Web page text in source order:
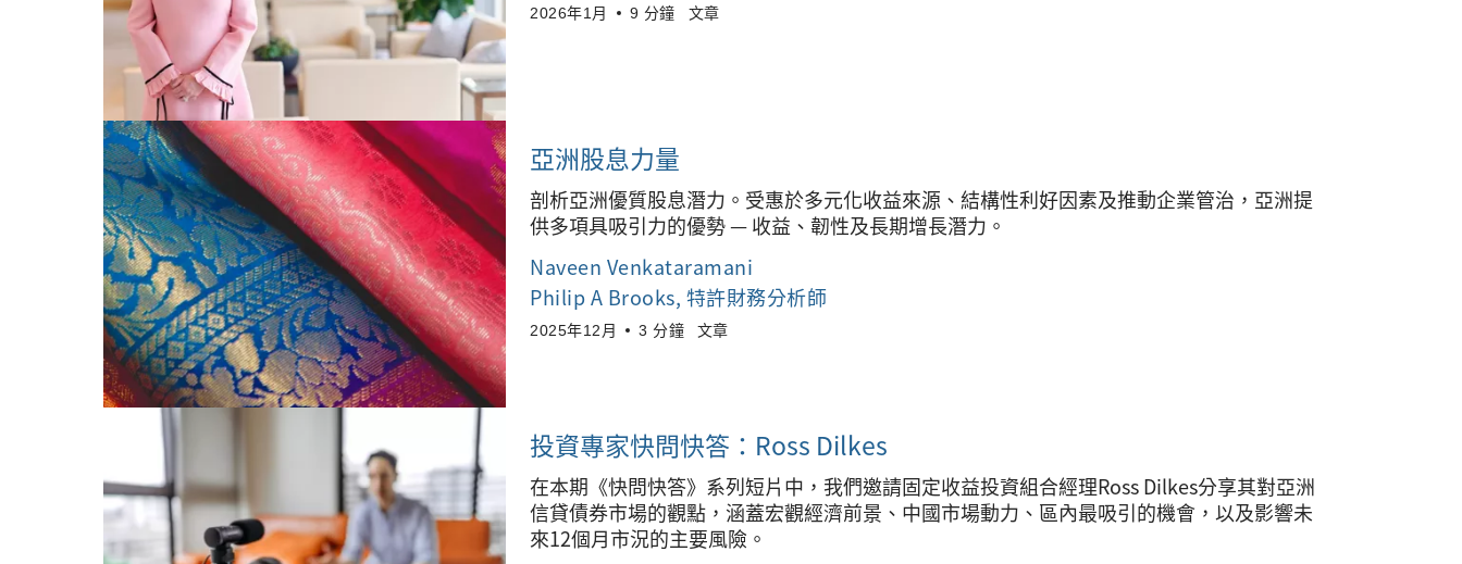
2026年1月 9 分鐘 文章
亞洲股息力量
剖析亞洲優質股息潛力。受惠於多元化收益來源、結構性利好因素及推動企業管治，亞洲提
供多項具吸引力的優勢 — 收益、韌性及長期增長潛力。
Naveen Venkataramani
Philip A Brooks, 特許財務分析師
2025年12月 3 分鐘 文章
投資專家快問快答：Ross Dilkes
在本期《快問快答》系列短片中，我們邀請固定收益投資組合經理Ross Dilkes分享其對亞洲
信貸債券市場的觀點，涵蓋宏觀經濟前景、中國市場動力、區內最吸引的機會，以及影響未
來12個月市況的主要風險。